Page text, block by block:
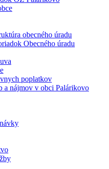
obecného úradu
Obecného úradu
poplatkov
a nájmov v obci Palárikovo